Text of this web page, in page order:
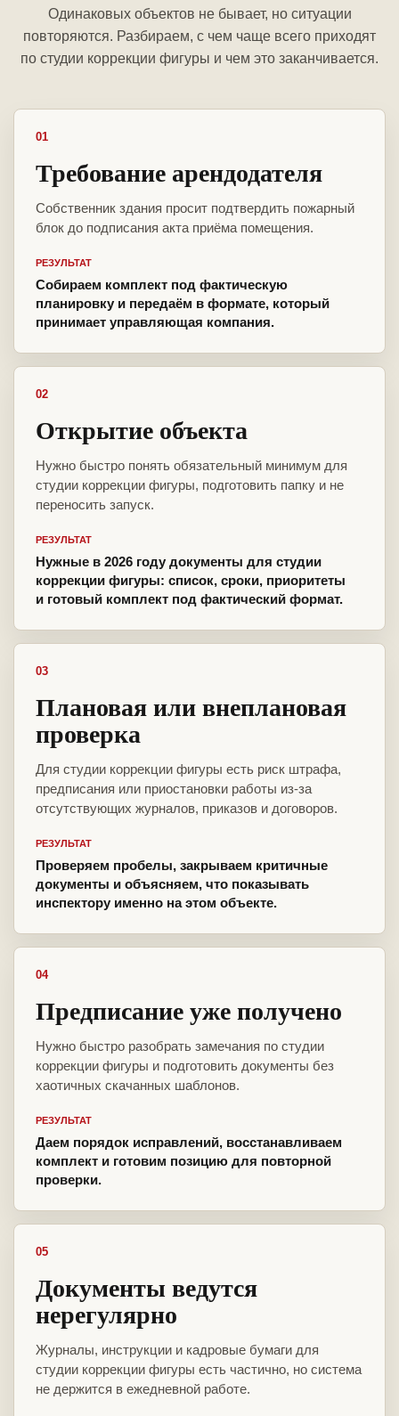
Одинаковых объектов не бывает, но ситуации
повторяются. Разбираем, с чем чаще всего приходят
по студии коррекции фигуры и чем это заканчивается.
01
Требование арендодателя
Собственник здания просит подтвердить пожарный
блок до подписания акта приёма помещения.
РЕЗУЛЬТАТ
Собираем комплект под фактическую
планировку и передаём в формате, который
принимает управляющая компания.
02
Открытие объекта
Нужно быстро понять обязательный минимум для
студии коррекции фигуры, подготовить папку и не
переносить запуск.
РЕЗУЛЬТАТ
Нужные в 2026 году документы для студии
коррекции фигуры: список, сроки, приоритеты
и готовый комплект под фактический формат.
03
Плановая или внеплановая
проверка
Для студии коррекции фигуры есть риск штрафа,
предписания или приостановки работы из-за
отсутствующих журналов, приказов и договоров.
РЕЗУЛЬТАТ
Проверяем пробелы, закрываем критичные
документы и объясняем, что показывать
инспектору именно на этом объекте.
04
Предписание уже получено
Нужно быстро разобрать замечания по студии
коррекции фигуры и подготовить документы без
хаотичных скачанных шаблонов.
РЕЗУЛЬТАТ
Даем порядок исправлений, восстанавливаем
комплект и готовим позицию для повторной
проверки.
05
Документы ведутся
нерегулярно
Журналы, инструкции и кадровые бумаги для
студии коррекции фигуры есть частично, но система
не держится в ежедневной работе.